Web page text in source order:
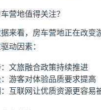
营地值得关注？
来看，房车营地正在改
动因素：
文旅融合政策持续推进
游客对体验品质要求提高
互联网让优质资源更容易